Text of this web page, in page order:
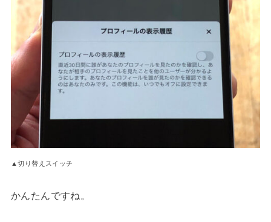
▲切り替えスイッチ
かんたんですね。